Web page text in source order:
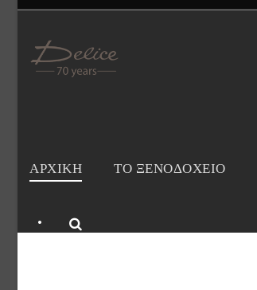
ΑΡΧΙΚΗ ΤΟ ΞΕΝΟΔΟΧΕΙΟ
•